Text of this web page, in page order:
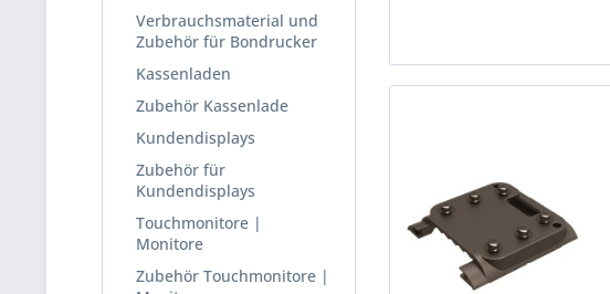
Verbrauchsmaterial und
Zubehör für Bondrucker
Kassenladen
Zubehör Kassenlade
Kundendisplays
Zubehör für
Kundendisplays
Touchmonitore |
Monitore
Zubehör Touchmonitore |